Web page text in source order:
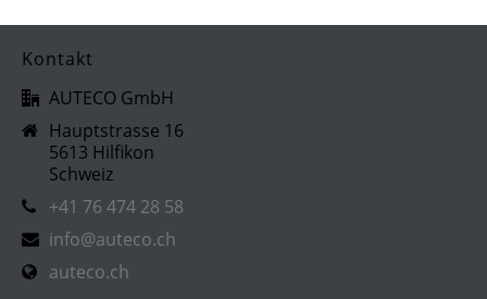
Kontakt
AUTECO GmbH
Hauptstrasse 16
5613 Hilfikon
Schweiz
+41 76 474 28 58
info@auteco.ch
auteco.ch